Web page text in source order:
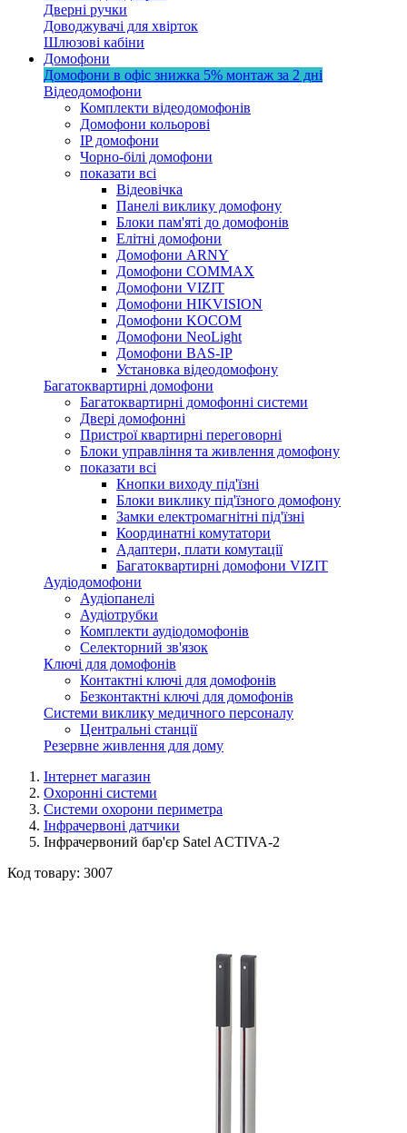
Дверні ручки
Доводжувачі для хвірток
Шлюзові кабіни
Домофони
Домофони в офіс знижка 5% монтаж за 2 дні
Відеодомофони
Комплекти відеодомофонів
Домофони кольорові
IP домофони
Чорно-білі домофони
показати всі
Відеовічка
Панелі виклику домофону
Блоки пам'яті до домофонів
Елітні домофони
Домофони ARNY
Домофони COMMAX
Домофони VIZIT
Домофони HIKVISION
Домофони KOCOM
Домофони NeoLight
Домофони BAS-IP
Установка відеодомофону
Багатоквартирні домофони
Багатоквартирні домофонні системи
Двері домофонні
Пристрої квартирні переговорні
Блоки управління та живлення домофону
показати всі
Кнопки виходу під'їзні
Блоки виклику під'їзного домофону
Замки електромагнітні під'їзні
Координатні комутатори
Адаптери, плати комутації
Багатоквартирні домофони VIZIT
Аудіодомофони
Аудіопанелі
Аудіотрубки
Комплекти аудіодомофонів
Селекторний зв'язок
Ключі для домофонів
Контактні ключі для домофонів
Безконтактні ключі для домофонів
Системи виклику медичного персоналу
Центральні станції
Резервне живлення для дому
Інтернет магазин
Охоронні системи
Системи охорони периметра
Інфрачервоні датчики
Інфрачервоний бар'єр Satel ACTIVA-2
Код товару: 3007